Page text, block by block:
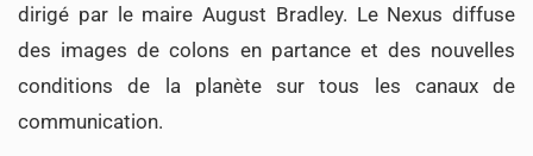
dirigé par le maire August Bradley. Le Nexus diffuse
des images de colons en partance et des nouvelles
conditions de la planète sur tous les canaux de
communication.